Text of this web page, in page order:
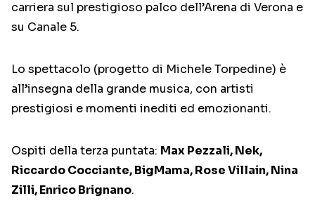
carriera sul prestigioso palco dell’Arena di Verona e
su Canale 5.
Lo spettacolo (progetto di Michele Torpedine) è
all’insegna della grande musica, con artisti
prestigiosi e momenti inediti ed emozionanti.
Ospiti della terza puntata: Max Pezzali, Nek,
Riccardo Cocciante, BigMama, Rose Villain, Nina
Zilli, Enrico Brignano.